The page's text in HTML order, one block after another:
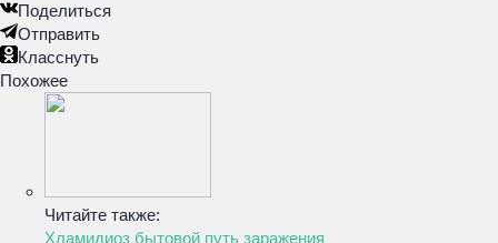
Поделиться
Отправить
Класснуть
Похожее
Читайте также:
Хламидиоз бытовой путь заражения